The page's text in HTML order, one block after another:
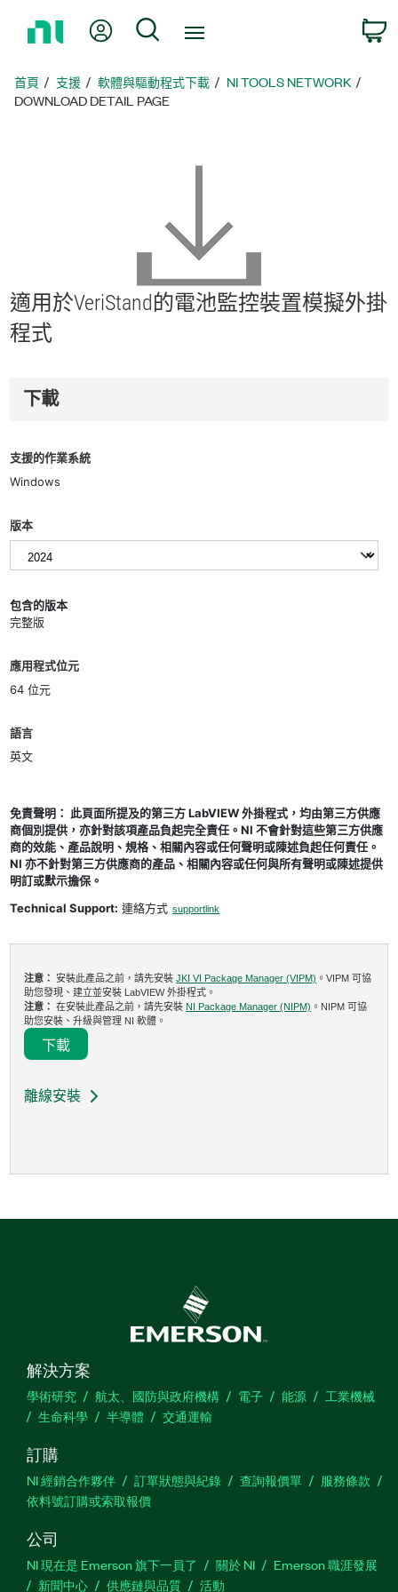
頁
我的帳號 搜尋
首頁 支援 軟體與驅動程式下載
NI TOOLS NETWORK
DOWNLOAD DETAIL PAGE
適用於VeriStand的電池監控裝置模擬外掛
程式
下載
支援的作業系統
Windows
版本
包含的版本
完整版
應用程式位元
64 位元
語言
英文
免責聲明： 此頁面所提及的第三方 LabVIEW 外掛程式，均由第三方供應
商個別提供，亦針對該項產品負起完全責任。NI 不會針對這些第三方供應
商的效能、產品說明、規格、相關內容或任何聲明或陳述負起任何責任。
NI 亦不針對第三方供應商的產品、相關內容或任何與所有聲明或陳述提供
明訂或默示擔保。
Technical Support: 連絡方式 supportlink
注意：安裝此產品之前，請先安裝JKI VI Package Manager (VIPM) 。VIPM 可協
助您發現、建立並安裝 LabVIEW 外掛程式。
注意：在安裝此產品之前，請先安裝 NI Package Manager (NIPM) 。NIPM 可協
助您安裝、升級與管理 NI 軟體。
下載
離線安裝
解決方案
學術研究 航太、國防與政府機構 電子 能源
工業機械
生命科學
半導體 交通運輸
訂購
NI 經銷合作夥伴 訂單狀態與紀錄 查詢報價單
服務條款
依料號訂購或索取報價
公司
NI 現在是 Emerson 旗下一員了 關於 NI
Emerson 職涯發展
新聞中心
供應鏈與品質 活動